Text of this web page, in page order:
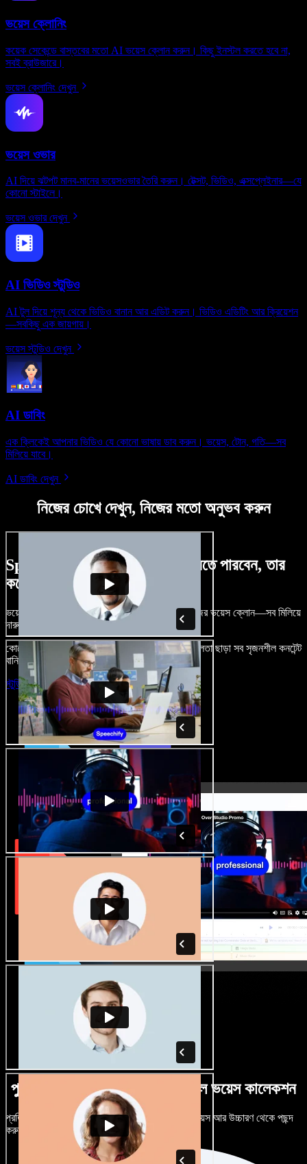
ভয়েস ক্লোনিং
কয়েক সেকেন্ডে বাস্তবের মতো AI ভয়েস ক্লোন করুন। কিছু ইনস্টল করতে হবে না,
সবই ব্রাউজারে।
ভয়েস ক্লোনিং দেখুন
ভয়েস ওভার
AI দিয়ে ঝটপট মানব-মানের ভয়েসওভার তৈরি করুন। টেক্সট, ভিডিও, এক্সপ্লেইনার—যে
কোনো স্টাইলে।
ভয়েস ওভার দেখুন
AI ভিডিও স্টুডিও
AI টুল দিয়ে শূন্য থেকে ভিডিও বানান আর এডিট করুন। ভিডিও এডিটিং আর ক্রিয়েশন
—সবকিছু এক জায়গায়।
ভয়েস স্টুডিও দেখুন
AI ডাবিং
এক ক্লিকেই আপনার ভিডিও যে কোনো ভাষায় ডাব করুন। ভয়েস, টোন, গতি—সব
মিলিয়ে যাবে।
AI ডাবিং দেখুন
নিজের চোখে দেখুন, নিজের মতো অনুভব করুন
Speechify Studio দিয়ে কী কী করতে পারবেন, তার
কয়েকটা উদাহরণ দেখুন
ভয়েসওভার, রয়্যালটি-ফ্রি ছবি, অডিও, ভিডিও যোগ, নিজের ভয়েস ক্লোন—সব মিলিয়ে
দারুণ মনে রাখার মতো অডিও-ভিডিও প্রজেক্ট বানান।
কোনো শেখার ঝামেলা নেই, শুধু ব্রাউজারে খুলুন—আর দুর্বলতা ছাড়া সব সৃজনশীল কনটেন্ট
বানিয়ে ফেলুন।
স্টুডিও চালু করুন
পুরুষ-নারী ভেদে নানান উচ্চারণে বিশাল ভয়েস কালেকশন
প্রতিটি প্রজেক্টকে আলাদা শোনাতে দিন। শত শত AI ভয়েস আর উচ্চারণ থেকে পছন্দ
করুন, নিজের মতো টিউন করুন।